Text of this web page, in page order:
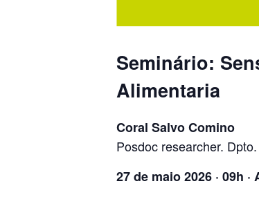
Seminário:
Alimentaria
Coral Salvo Comino
Posdoc researcher.
27 de maio 2026 · 09h